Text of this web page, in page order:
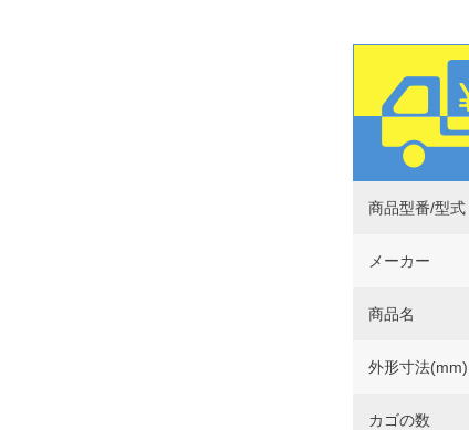
商品型番/型式
メーカー
商品名
外形寸法(mm)
カゴの数